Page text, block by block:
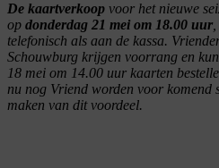
De kaartverkoop voor het nieuwe
op donderdag 21 mei om 18.00 uur
telefonisch als aan de kassa.
Schouwburg krijgen voorrang en
18 mei om 14.00 uur kaarten
nu nog Vriend worden voor komend
maken van dit voordeel.